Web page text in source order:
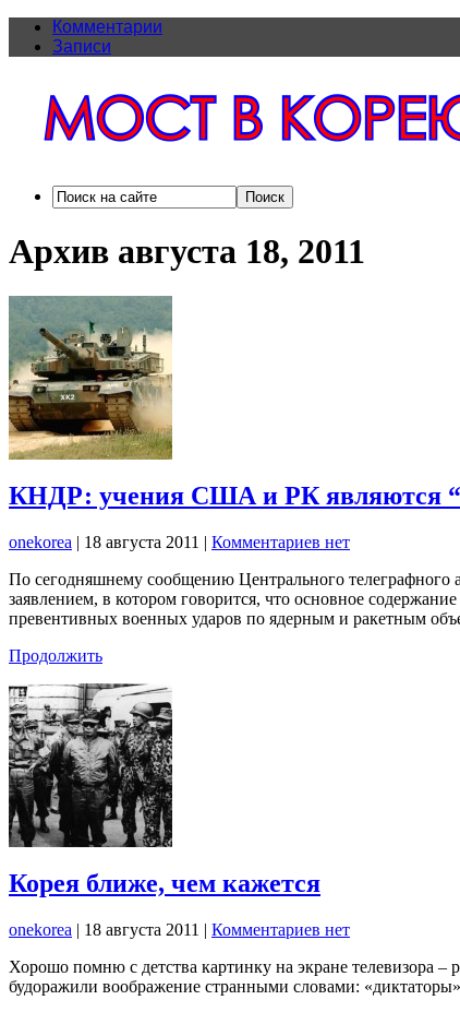
Комментарии
Записи
Архив августа 18, 2011
КНДР: учения США и РК являются
onekorea | 18 августа 2011 | Комментариев нет
По сегодняшнему сообщению Центрального
заявлением, в котором говорится, что основное
превентивных военных ударов по ядерным и ракетным
Продолжить
Корея ближе, чем кажется
onekorea | 18 августа 2011 | Комментариев нет
Хорошо помню с детства картинку на экране телевизора –
будоражили воображение странными словами: